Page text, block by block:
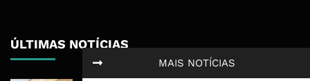
MAIS NOTÍCIAS
ÚLTIMAS NOTÍCIAS